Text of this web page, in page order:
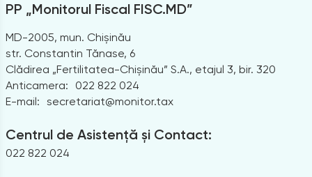
PP „Monitorul Fiscal FISC.MD”
MD-2005, mun. Chișinău
str. Constantin Tănase, 6
Clădirea „Fertilitatea-Chișinău” S.A., etajul 3, bir. 320
Anticamera:
022 822 024
E-mail: secretariat@monitor.tax
Centrul de Asistență și Contact:
022 822 024